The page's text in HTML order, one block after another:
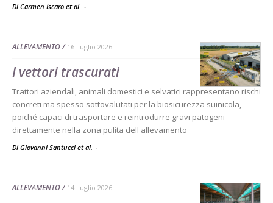
Di Carmen Iscaro et al. -
ALLEVAMENTO 16 Luglio 2026
I vettori trascurati
Trattori aziendali, animali domestici e selvatici rappresentano rischi
concreti ma spesso sottovalutati per la biosicurezza suinicola,
poiché capaci di trasportare e reintrodurre gravi patogeni
direttamente nella zona pulita dell'allevamento
Di Giovanni Santucci et al. -
ALLEVAMENTO 14 Luglio 2026